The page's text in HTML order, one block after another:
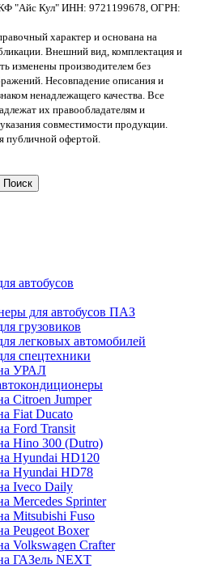
"Айс Кул" ИНН: 9721199678, ОГРН:
характер и основана на
Внешний вид, комплектация и
изменены производителем без
Несовпадение описания и
ненадлежащего качества. Все
их правообладателям и
совместимости продукции.
публичной офертой.
Поиск
автобусов
для автобусов ПАЗ
грузовиков
легковых автомобилей
спецтехники
УРАЛ
Citroen Jumper
Fiat Ducato
Ford Transit
Hino 300 (Dutro)
Hyundai HD120
Hyundai HD78
Iveco Daily
Mercedes Sprinter
Mitsubishi Fuso
Peugeot Boxer
Volkswagen Crafter
ГАЗель NEXT